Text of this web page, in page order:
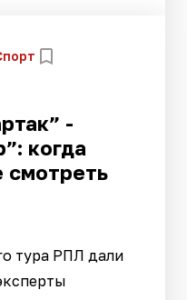
-
когда
смотреть
тура РПЛ дали